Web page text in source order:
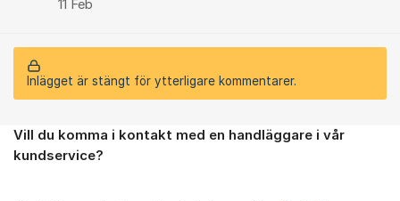
11 Feb
Inlägget är stängt för ytterligare kommentarer.
Om forumet
Vill du komma i kontakt med en handläggare i vår
kundservice?